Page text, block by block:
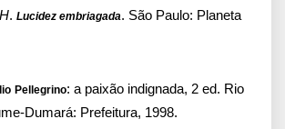
H. Lucidez embriagada. São Paulo: Planeta
Pellegrino: a paixão indignada, 2 ed. Rio
Dumará: Prefeitura, 1998.